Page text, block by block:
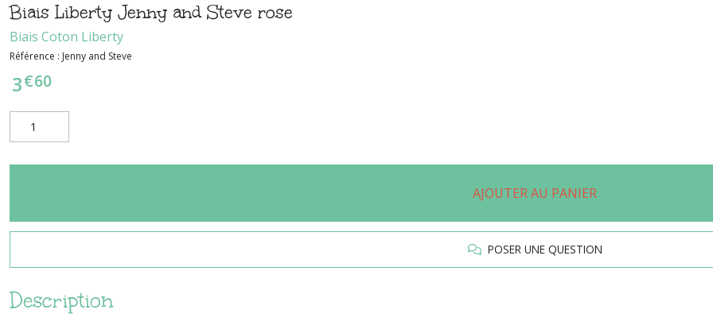
Biais Liberty Jenny and Steve rose
Biais Coton Liberty
Référence : Jenny and Steve
3€60
AJOUTER AU PANIER
POSER UNE QUESTION
Description